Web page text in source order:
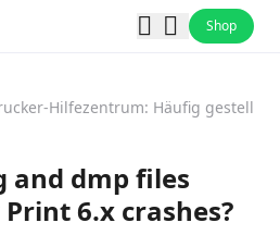
Shop
Hilfezentrum: Häufig gestellte
and dmp files
6.x crashes?